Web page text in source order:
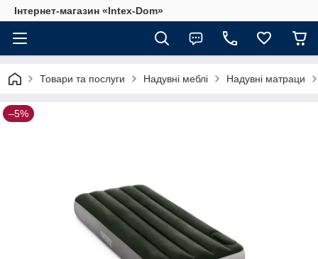
Інтернет-магазин «Intex-Dom»
Товари та послуги Надувні меблі Надувні матраци
–5%